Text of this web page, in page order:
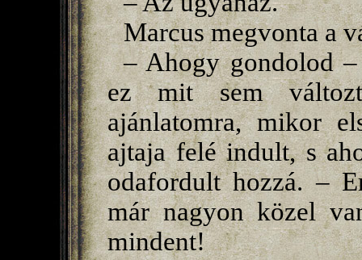
Marcus megvonta a
– Ahogy gondolod
ez mit sem
ajánlatomra, mikor
ajtaja felé indult, s
odafordult hozzá. –
már nagyon közel
mindent!